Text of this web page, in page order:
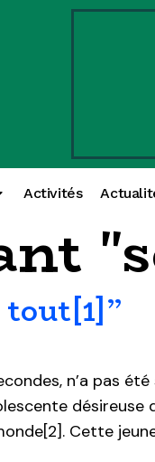
Activités
tout[1]”
n’a pas
Cette